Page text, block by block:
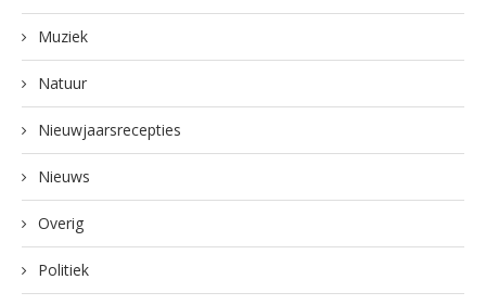
Muziek
Natuur
Nieuwjaarsrecepties
Nieuws
Overig
Politiek